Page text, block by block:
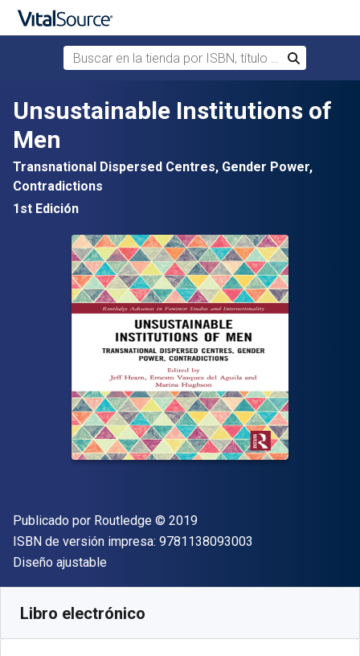
Saltar al contenido principal
Buscar en la tienda por ISBN, título o autor
Buscar
Unsustainable Institutions of
Men
Transnational Dispersed Centres, Gender Power,
Contradictions
1st Edición
Editor
Publicado por Routledge Copyright
© 2019
ISBN de versión impresa: 9781138093003
Formato
Diseño ajustable
Libro electrónico